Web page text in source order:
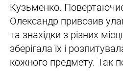
Кузьменко.
Олександр привозив
та знахідки з різних
зберігала їх і
кожного предмету. Так